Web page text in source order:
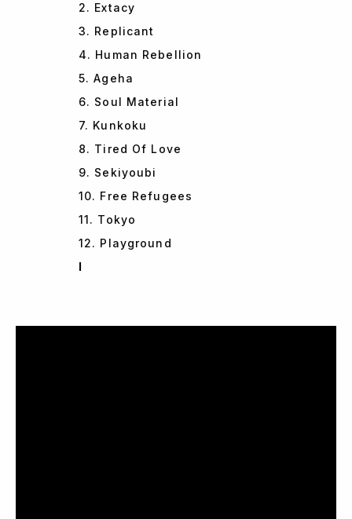
2. Extacy
3. Replicant
4. Human Rebellion
5. Ageha
6. Soul Material
7. Kunkoku
8. Tired Of Love
9. Sekiyoubi
10. Free Refugees
11. Tokyo
12. Playground
I